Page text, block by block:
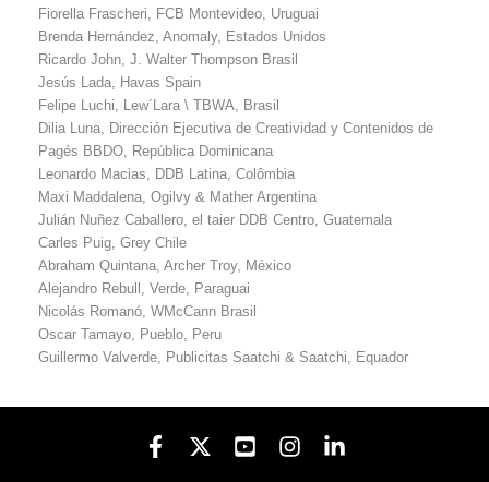
Fiorella Frascheri, FCB Montevideo, Uruguai
Brenda Hernández, Anomaly, Estados Unidos
Ricardo John, J. Walter Thompson Brasil
Jesús Lada, Havas Spain
Felipe Luchi, Lew´Lara \ TBWA, Brasil
Dilia Luna, Dirección Ejecutiva de Creatividad y Contenidos de
Pagés BBDO, República Dominicana
Leonardo Macias, DDB Latina, Colômbia
Maxi Maddalena, Ogilvy & Mather Argentina
Julián Nuñez Caballero, el taier DDB Centro, Guatemala
Carles Puig, Grey Chile
Abraham Quintana, Archer Troy, México
Alejandro Rebull, Verde, Paraguai
Nicolás Romanó, WMcCann Brasil
Oscar Tamayo, Pueblo, Peru
Guillermo Valverde, Publicitas Saatchi & Saatchi, Equador